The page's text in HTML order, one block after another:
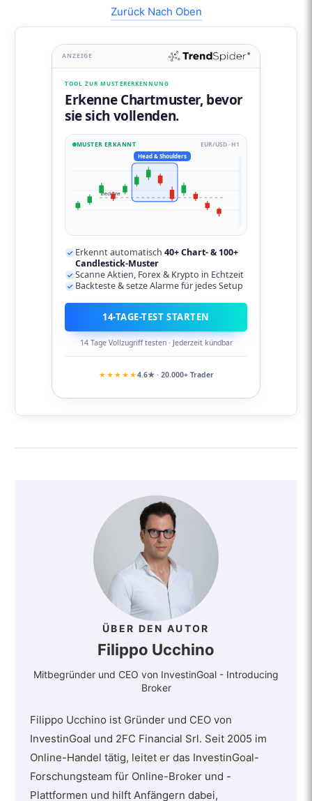
Zurück Nach Oben
ANZEIGE
TOOL ZUR MUSTERERKENNUNG
Erkenne Chartmuster, bevor
sie sich vollenden.
MUSTER ERKANNT EUR/USD · H1
neckline
Head & Shoulders
Erkennt automatisch 40+ Chart- & 100+
Candlestick-Muster
Scanne Aktien, Forex & Krypto in Echtzeit
Backteste & setze Alarme für jedes Setup
14-TAGE-TEST STARTEN
14 Tage Vollzugriff testen · Jederzeit kündbar
★★★★★4.6★ · 20.000+ Trader
ÜBER DEN AUTOR
Filippo Ucchino
Mitbegründer und CEO von InvestinGoal - Introducing
Broker
Filippo Ucchino ist Gründer und CEO von
InvestinGoal und 2FC Financial Srl. Seit 2005 im
Online-Handel tätig, leitet er das InvestinGoal-
Forschungsteam für Online-Broker und -
Plattformen und hilft Anfängern dabei,